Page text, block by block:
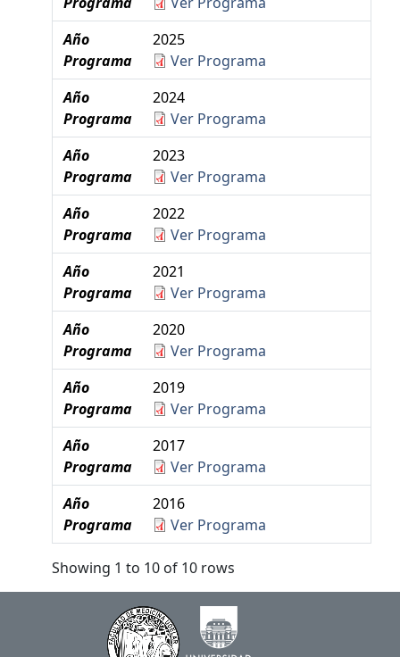
Año
2025
Programa
Ver Programa
Año
2024
Programa
Ver Programa
Año
2023
Programa
Ver Programa
Año
2022
Programa
Ver Programa
Año
2021
Programa
Ver Programa
Año
2020
Programa
Ver Programa
Año
2019
Programa
Ver Programa
Año
2017
Programa
Ver Programa
Año
2016
Programa
Ver Programa
Showing 1 to 10 of 10 rows